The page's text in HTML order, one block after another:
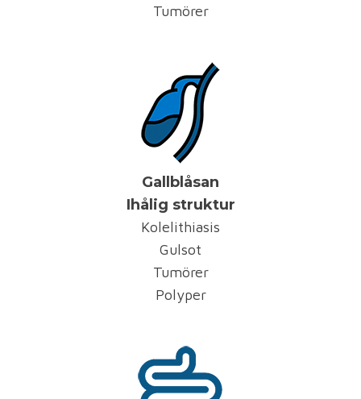
Tumörer
Gallblåsan
Ihålig struktur
Kolelithiasis
Gulsot
Tumörer
Polyper